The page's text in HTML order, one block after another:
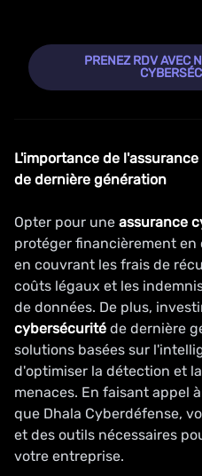
PRENEZ RDV AVEC
L'importance de
de dernière génération
Opter pour une assurance
protéger financièrement
en couvrant les frais de
coûts légaux et les
de données. De plus,
cybersécurité de dernière
solutions basées sur
d'optimiser la détection et
menaces. En faisant appel
que Dhala Cyberdéfense,
et des outils nécessaires
votre entreprise.